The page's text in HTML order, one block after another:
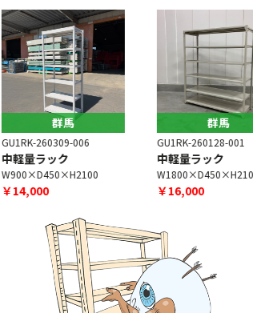
群馬
GU1RK-260309-006
中軽量ラック
W900×D450×H2100
￥14,000
群馬
GU1RK-260128-001
中軽量ラック
W1800×D450×H2100
￥16,000